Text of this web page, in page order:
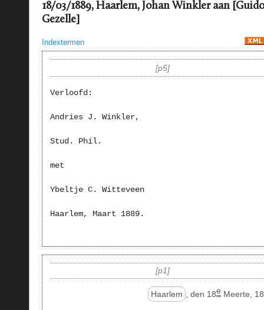
18/03/1889, Haarlem, Johan Winkler aan [Guido
Gezelle]
Indextermen
p5
Verloofd:
Andries J. Winkler,
Stud. Phil.
met
Ybeltje C. Witteveen
Haarlem, Maart 1889.
p1
Haarlem , den 18eMeerte,